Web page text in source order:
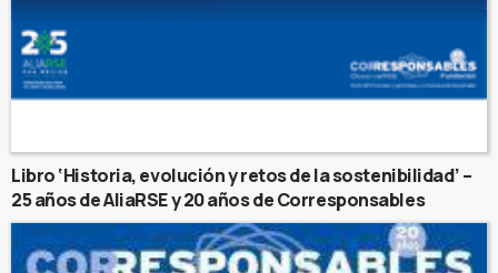
Libro ‘Historia, evolución y retos de la sostenibilidad’ –
25 años de AliaRSE y 20 años de Corresponsables